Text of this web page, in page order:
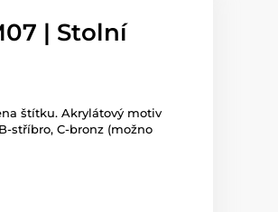
| Stolní
štítku. Akrylátový motiv
stříbro, C-bronz (možno